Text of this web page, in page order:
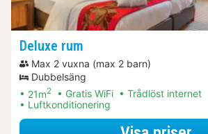
Deluxe rum
Max 2 vuxna (max 2 barn)
Dubbelsäng
21m2 Gratis WiFi
Trådlöst internet
Luftkonditionering